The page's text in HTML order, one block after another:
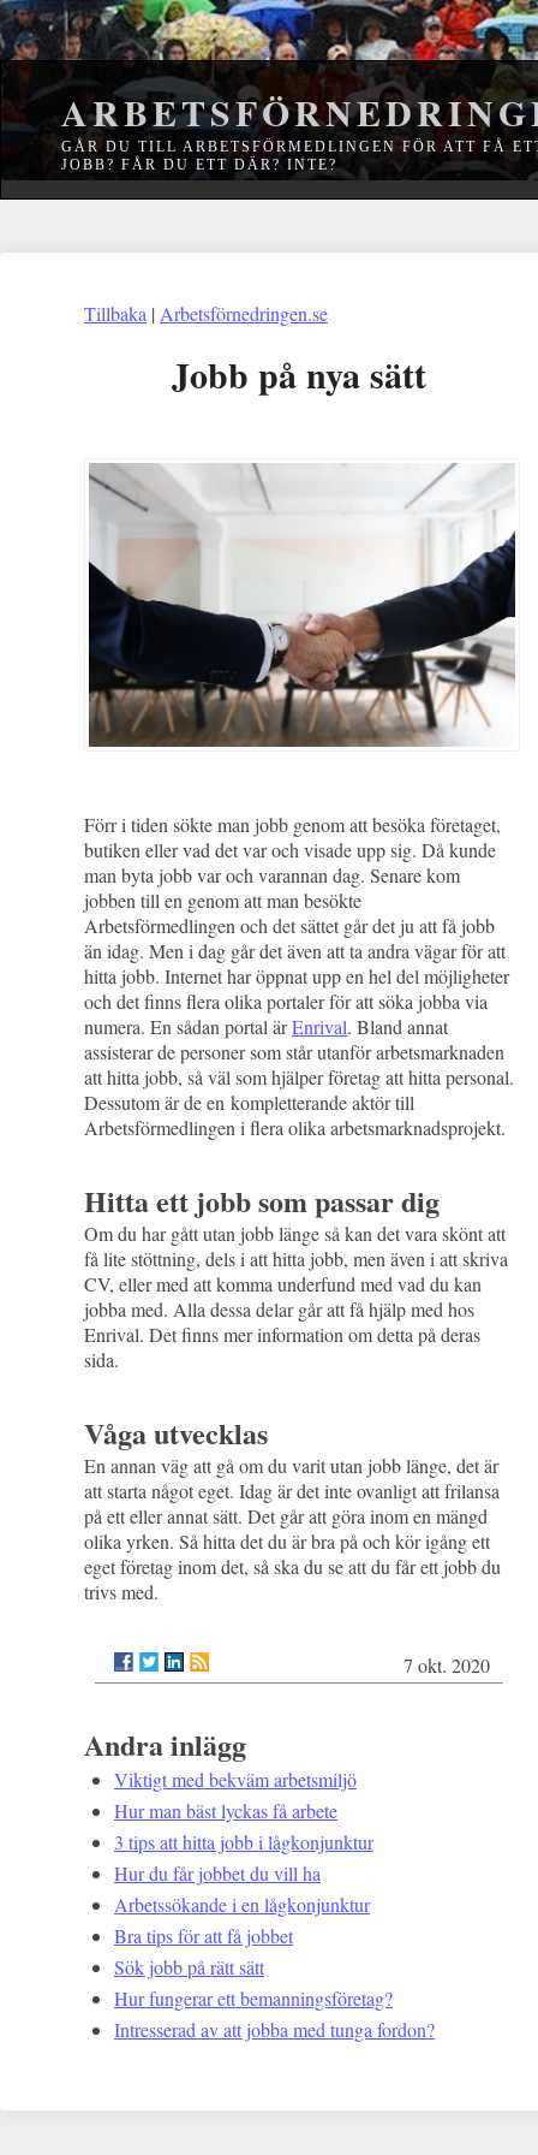
GÅR DU TILL ARBETSFÖRMEDLINGEN FÖR ATT FÅ
JOBB? FÅR DU ETT DÄR? INTE?
Tillbaka | Arbetsförnedringen.se
Jobb på nya sätt
Förr i tiden sökte man jobb genom att besöka företaget,
butiken eller vad det var och visade upp sig. Då kunde
man byta jobb var och varannan dag. Senare kom
jobben till en genom att man besökte
Arbetsförmedlingen och det sättet går det ju att få jobb
än idag. Men i dag går det även att ta andra vägar för att
hitta jobb. Internet har öppnat upp en hel del möjligheter
och det finns flera olika portaler för att söka jobba via
numera. En sådan portal ärEnrival. Bland annat
assisterar de personer som står utanför arbetsmarknaden
att hitta jobb, så väl som hjälper företag att hitta personal.
Dessutom är de en kompletterande aktör till
Arbetsförmedlingen i flera olika arbetsmarknadsprojekt.
Hitta ett jobb som passar dig
Om du har gått utan jobb länge så kan det vara skönt att
få lite stöttning, dels i att hitta jobb, men även i att skriva
CV, eller med att komma underfund med vad du kan
jobba med. Alla dessa delar går att få hjälp med hos
Enrival. Det finns mer information om detta på deras
sida.
Våga utvecklas
En annan väg att gå om du varit utan jobb länge, det är
att starta något eget. Idag är det inte ovanligt att frilansa
på ett eller annat sätt. Det går att göra inom en mängd
olika yrken. Så hitta det du är bra på och kör igång ett
eget företag inom det, så ska du se att du får ett jobb du
trivs med.
7 okt. 2020
Andra inlägg
Viktigt med bekväm arbetsmiljö
Hur man bäst lyckas få arbete
3 tips att hitta jobb i lågkonjunktur
Hur du får jobbet du vill ha
Arbetssökande i en lågkonjunktur
Bra tips för att få jobbet
Sök jobb på rätt sätt
Hur fungerar ett bemanningsföretag?
Intresserad av att jobba med tunga fordon?